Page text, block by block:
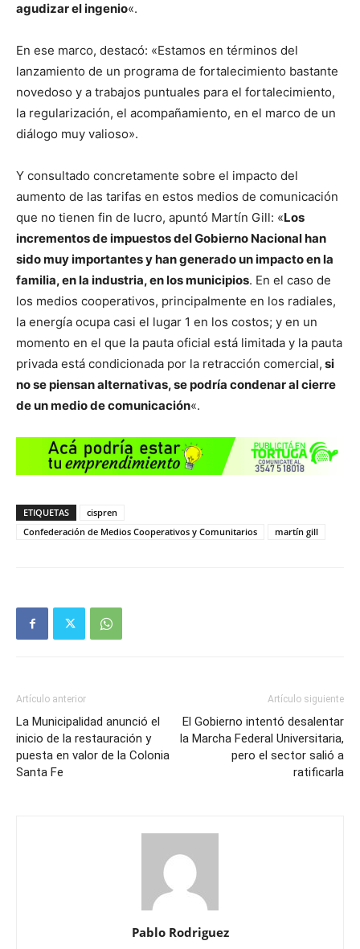
agudizar el ingenio«.
En ese marco, destacó: «Estamos en términos del
lanzamiento de un programa de fortalecimiento bastante
novedoso y a trabajos puntuales para el fortalecimiento,
la regularización, el acompañamiento, en el marco de un
diálogo muy valioso».
Y consultado concretamente sobre el impacto del
aumento de las tarifas en estos medios de comunicación
que no tienen fin de lucro, apuntó Martín Gill: «Los
incrementos de impuestos del Gobierno Nacional han
sido muy importantes y han generado un impacto en la
familia, en la industria, en los municipios. En el caso de
los medios cooperativos, principalmente en los radiales,
la energía ocupa casi el lugar 1 en los costos; y en un
momento en el que la pauta oficial está limitada y la pauta
privada está condicionada por la retracción comercial, si
no se piensan alternativas, se podría condenar al cierre
de un medio de comunicación«.
ETIQUETAS
cispren
Confederación de Medios Cooperativos y Comunitarios
martín gill
Artículo anterior
La Municipalidad anunció el
inicio de la restauración y
puesta en valor de la Colonia
Santa Fe
Artículo siguiente
El Gobierno intentó desalentar
la Marcha Federal Universitaria,
pero el sector salió a
ratificarla
Pablo Rodriguez